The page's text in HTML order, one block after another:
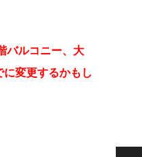
バルコニー、大
変更するかもし